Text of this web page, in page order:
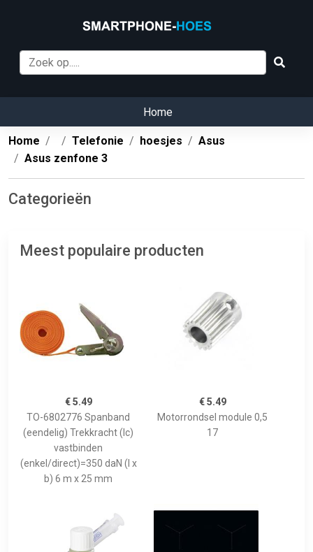
Home
Home Telefonie hoesjes
Asus
Asus zenfone 3
Categorieën
Meest populaire producten
€ 5.49
TO-6802776 Spanband
(eendelig) Trekkracht (lc)
vastbinden
(enkel/direct)=350 daN (l x
b) 6 m x 25 mm
€ 5.49
Motorrondsel module 0,5
17